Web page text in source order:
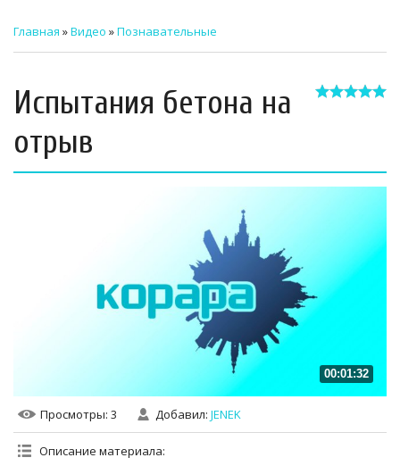
СТРОИТЕЛЬНЫЙ КОНТРОЛЬ
СТРОИТЕЛЬНЫЙ АУДИТ
НОРМАТИВНЫЕ ДОКУМЕНТЫ
ПРЕССА
РЕЕСТРЫ
Главная »Видео »Познавательные
Испытания бетона на
отрыв
00:01:32
Просмотры: 3 Добавил: JENEK
Описание материала: